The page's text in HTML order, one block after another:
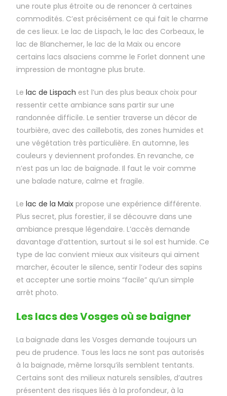
une route plus étroite ou de renoncer à certaines
commodités. C’est précisément ce qui fait le charme
de ces lieux. Le lac de Lispach, le lac des Corbeaux, le
lac de Blanchemer, le lac de la Maix ou encore
certains lacs alsaciens comme le Forlet donnent une
impression de montagne plus brute.
Lelac de Lispach est l’un des plus beaux choix pour
ressentir cette ambiance sans partir sur une
randonnée difficile. Le sentier traverse un décor de
tourbière, avec des caillebotis, des zones humides et
une végétation très particulière. En automne, les
couleurs y deviennent profondes. En revanche, ce
n’est pas un lac de baignade. Il faut le voir comme
une balade nature, calme et fragile.
Lelac de la Maix propose une expérience différente.
Plus secret, plus forestier, il se découvre dans une
ambiance presque légendaire. L’accès demande
davantage d’attention, surtout si le sol est humide. Ce
type de lac convient mieux aux visiteurs qui aiment
marcher, écouter le silence, sentir l’odeur des sapins
et accepter une sortie moins “facile” qu’un simple
arrêt photo.
Les lacs des Vosges où se baigner
La baignade dans les Vosges demande toujours un
peu de prudence. Tous les lacs ne sont pas autorisés
à la baignade, même lorsqu’ils semblent tentants.
Certains sont des milieux naturels sensibles, d’autres
présentent des risques liés à la profondeur, à la